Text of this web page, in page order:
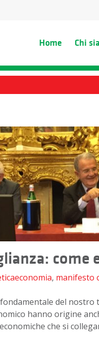
Home Chi
come
, manifesto
del nostro
hanno origine
che si